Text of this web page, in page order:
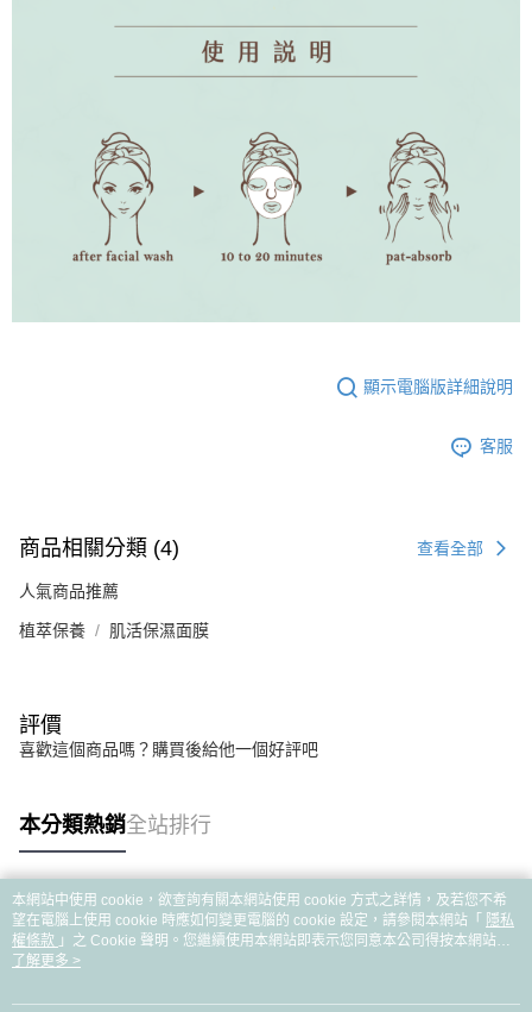
顯示電腦版詳細說明
客服
商品相關分類 (4) 查看全部
人氣商品推薦
植萃保養 肌活保濕面膜
評價
喜歡這個商品嗎？購買後給他一個好評吧
本分類熱銷全站排行
熱門標籤
本網站中使用 cookie，欲查詢有關本網站使用 cookie 方式之詳情，及若您不希
望在電腦上使用 cookie 時應如何變更電腦的 cookie 設定，請參閱本網站「 隱私
權條款 」之 Cookie 聲明。您繼續使用本網站即表示您同意本公司得按本網站使
用條款之 Cookie 聲明使用 cookie。
了解更多 >